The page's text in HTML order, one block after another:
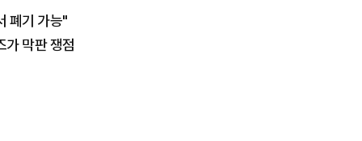
폐기 가능"
가 막판 쟁점